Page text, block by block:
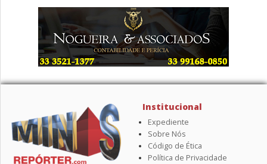
Institucional
Expediente
Sobre Nós
Código de Ética
Política de Privacidade